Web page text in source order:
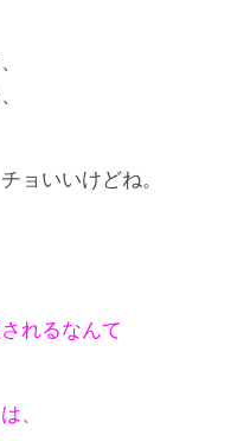
ョいいけどね。
れるなんて
、